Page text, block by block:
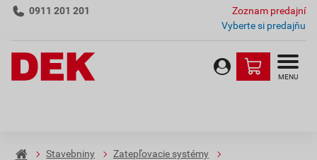
0911 201 201
Zoznam predajní
Vyberte si predajňu
MENU
Stavebniny
Zatepľovacie systémy